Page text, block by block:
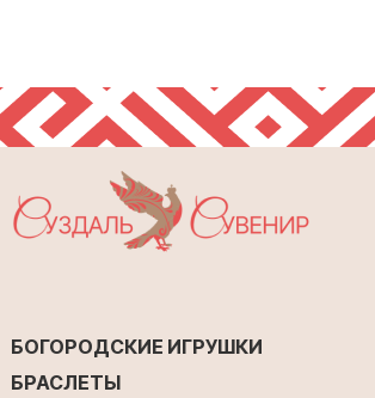
БОГОРОДСКИЕ ИГРУШКИ
БРАСЛЕТЫ